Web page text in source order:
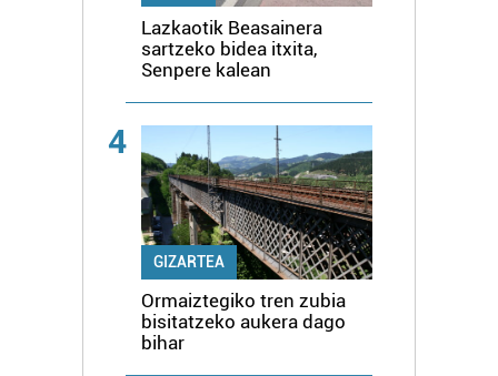
Lazkaotik Beasainera
sartzeko bidea itxita,
Senpere kalean
4
GIZARTEA
Ormaiztegiko tren zubia
bisitatzeko aukera dago
bihar